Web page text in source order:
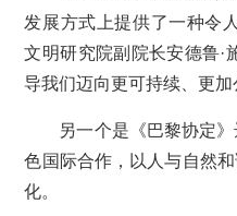
发展方式上提供了一种令
文明研究院副院长安德鲁·
导我们迈向更可持续、更加
另一个是《巴黎协定
色国际合作，以人与自然
化。